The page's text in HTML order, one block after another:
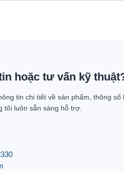
hoặc tư vấn kỹ
tin chi tiết về sản phẩm, thông
tôi luôn sẵn sàng hỗ trợ.